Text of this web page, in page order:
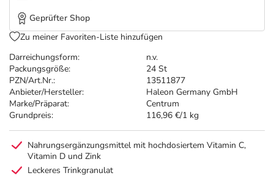
Darreichungsform:
n.v.
Packungsgröße:
24 St
PZN/Art.Nr.:
13511877
Anbieter/Hersteller:
Haleon Germany GmbH
Marke/Präparat:
Centrum
Grundpreis:
116,96 €/1 kg
Geprüfter Shop
Zu meiner Favoriten-Liste hinzufügen
Nahrungsergänzungsmittel mit hochdosiertem Vitamin C,
Vitamin D und Zink
Leckeres Trinkgranulat